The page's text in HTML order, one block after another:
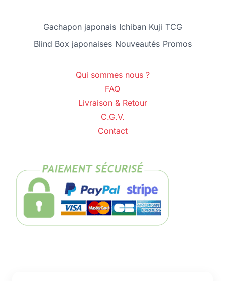
Gachapon japonais Ichiban Kuji TCG
Blind Box japonaises Nouveautés Promos
Qui sommes nous ?
FAQ
Livraison & Retour
C.G.V.
Contact